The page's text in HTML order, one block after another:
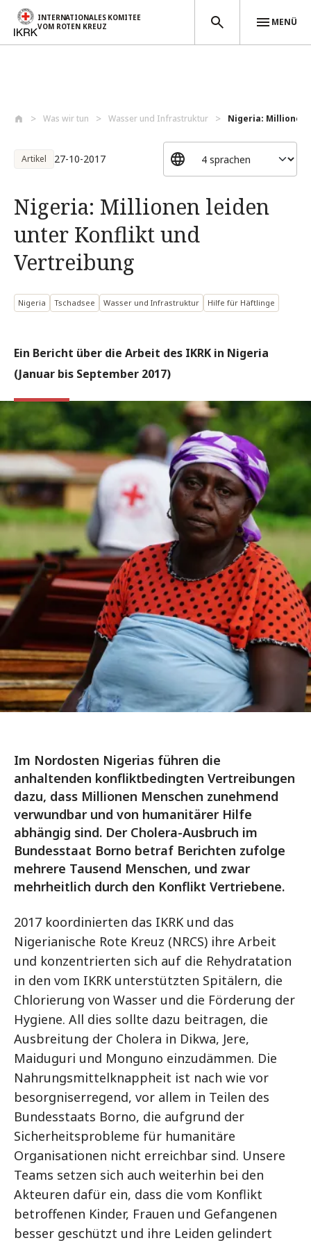
INTERNATIONALES KOMITEE
VOM ROTEN KREUZ
MENÜ
Was wir tun Wasser und Infrastruktur Nigeria: Millionen
Artikel 27-10-2017
Nigeria: Millionen leiden
unter Konflikt und
Vertreibung
Nigeria Tschadsee Wasser und Infrastruktur Hilfe für Häftlinge
Ein Bericht über die Arbeit des IKRK in Nigeria
(Januar bis September 2017)
Im Nordosten Nigerias führen die
anhaltenden konfliktbedingten Vertreibungen
dazu, dass Millionen Menschen zunehmend
verwundbar und von humanitärer Hilfe
abhängig sind. Der Cholera-Ausbruch im
Bundesstaat Borno betraf Berichten zufolge
mehrere Tausend Menschen, und zwar
mehrheitlich durch den Konflikt Vertriebene.
2017 koordinierten das IKRK und das
Nigerianische Rote Kreuz (NRCS) ihre Arbeit
und konzentrierten sich auf die Rehydratation
in den vom IKRK unterstützten Spitälern, die
Chlorierung von Wasser und die Förderung der
Hygiene. All dies sollte dazu beitragen, die
Ausbreitung der Cholera in Dikwa, Jere,
Maiduguri und Monguno einzudämmen. Die
Nahrungsmittelknappheit ist nach wie vor
besorgniserregend, vor allem in Teilen des
Bundesstaats Borno, die aufgrund der
Sicherheitsprobleme für humanitäre
Organisationen nicht erreichbar sind. Unsere
Teams setzen sich auch weiterhin bei den
Akteuren dafür ein, dass die vom Konflikt
betroffenen Kinder, Frauen und Gefangenen
besser geschützt und ihre Leiden gelindert